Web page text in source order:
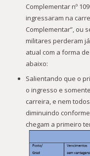
Complementar nº
ingressaram na
Complementar”, ou
militares perderam
atual com a forma
abaixo:
Salientando que o
o ingresso e
carreira, e nem
diminuindo
chegam a primeiro